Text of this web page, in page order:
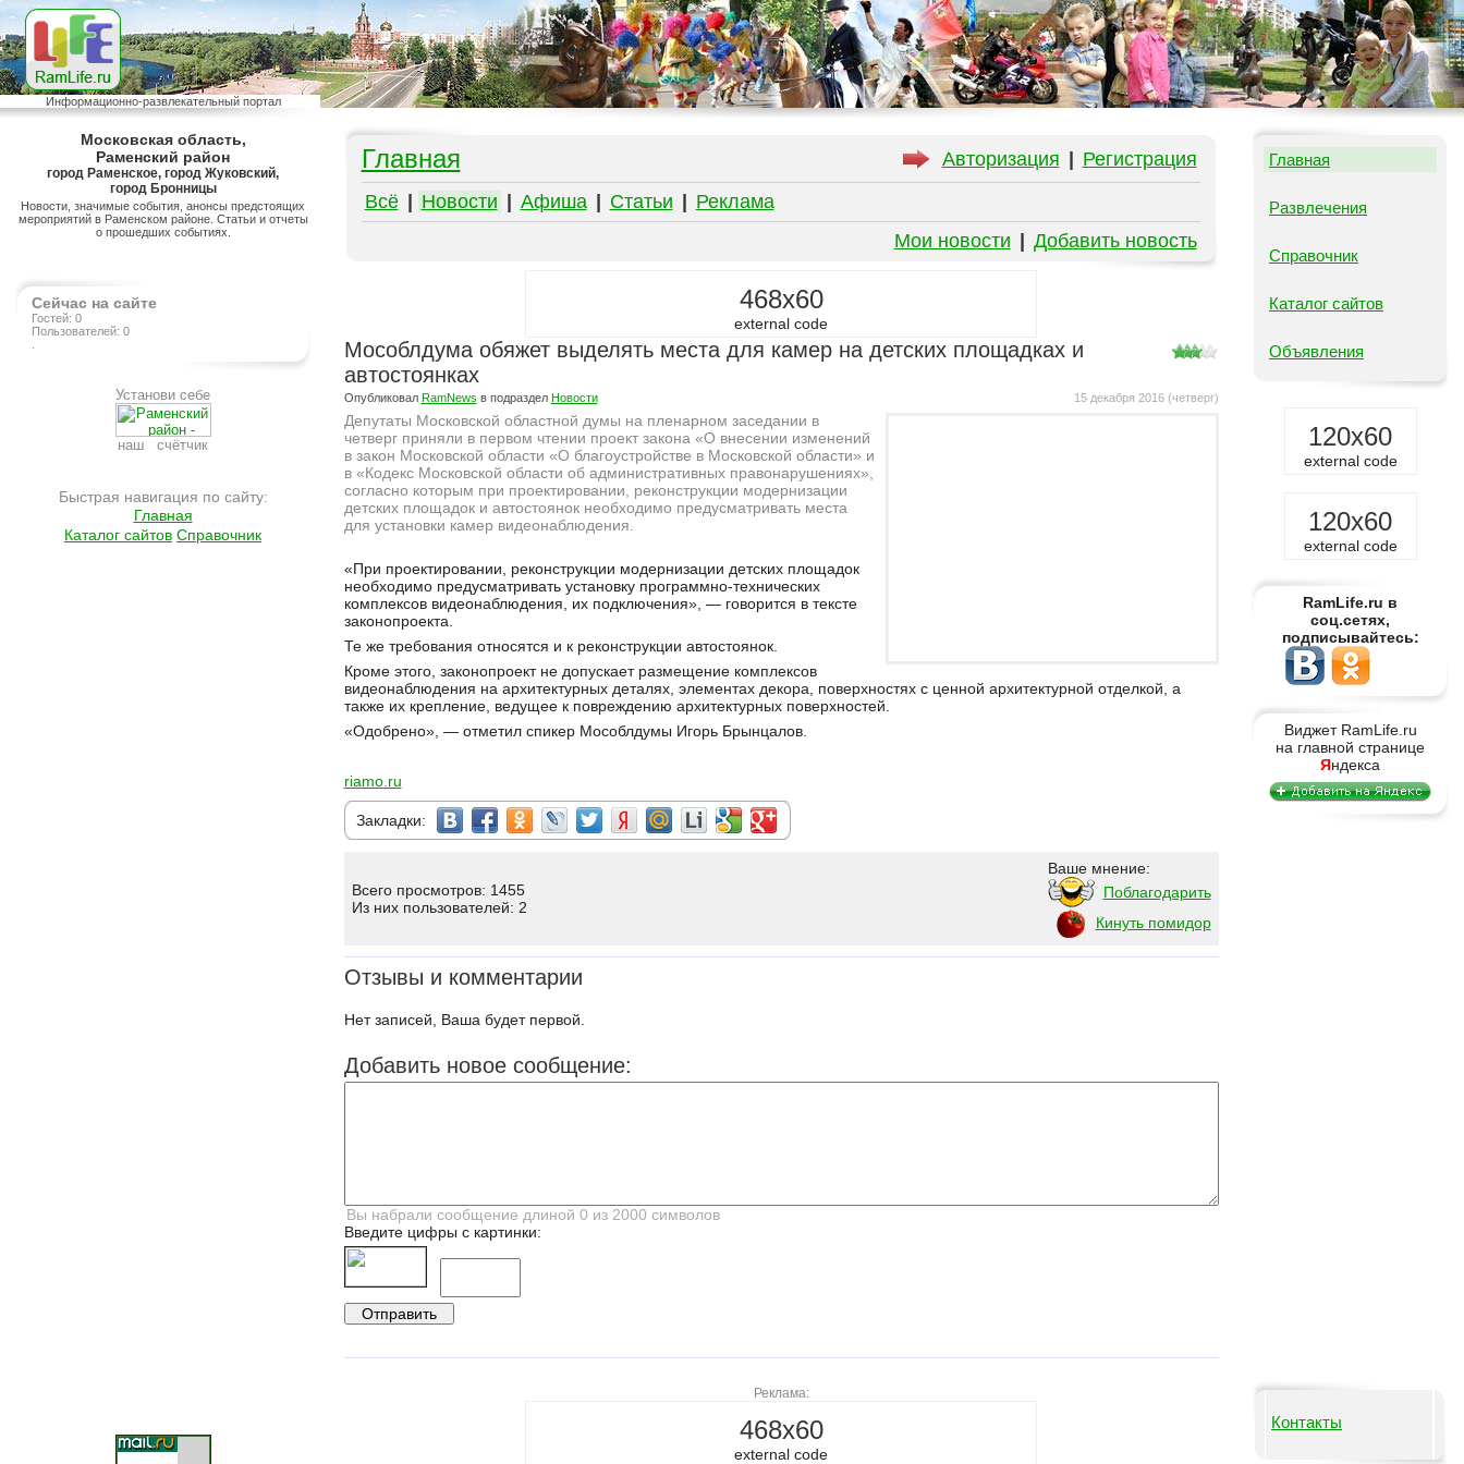
Информационно-развлекательный портал
Московская область,
Раменский район
город Раменское, город Жуковский,
город Бронницы
Новости, значимые события, анонсы предстоящих
мероприятий в Раменском районе. Статьи и отчеты
о прошедших событиях.
Сейчас на сайте
Гостей: 0
Пользователей: 0
Установи себе
наш счётчик
Быстрая навигация по сайту:
Главная
Каталог сайтов Справочник
Авторизация Регистрация
Главная
Всё Новости Афиша Статьи
Реклама
Мои новости
Добавить новость
468x60
external code
Мособлдума обяжет выделять места для камер на детских площадках и
автостоянках
15 декабря 2016 (четверг)
Опубликовал RamNews в подраздел Новости
Депутаты Московской областной думы на пленарном заседании в
четверг приняли в первом чтении проект закона «О внесении изменений
в закон Московской области «О благоустройстве в Московской области» и
в «Кодекс Московской области об административных правонарушениях»,
согласно которым при проектировании, реконструкции модернизации
детских площадок и автостоянок необходимо предусматривать места
для установки камер видеонаблюдения.
«При проектировании, реконструкции модернизации детских площадок
необходимо предусматривать установку программно-технических
комплексов видеонаблюдения, их подключения», — говорится в тексте
законопроекта.
Те же требования относятся и к реконструкции автостоянок.
Кроме этого, законопроект не допускает размещение комплексов
видеонаблюдения на архитектурных деталях, элементах декора, поверхностях с ценной архитектурной отделкой, а
также их крепление, ведущее к повреждению архитектурных поверхностей.
«Одобрено», — отметил спикер Мособлдумы Игорь Брынцалов.
riamo.ru
Закладки:
Всего просмотров: 1455
Из них пользователей: 2
Ваше мнение:
Поблагодарить
Кинуть помидор
Отзывы и комментарии
Нет записей, Ваша будет первой.
Добавить новое сообщение:
Введите цифры с картинки:
Главная
Развлечения
Справочник
Каталог сайтов
Объявления
120x60
external code
120x60
external code
RamLife.ru в
соц.сетях,
подписывайтесь:
Виджет RamLife.ru
на главной странице
Яндекса
Реклама:
468x60
external code
Контакты